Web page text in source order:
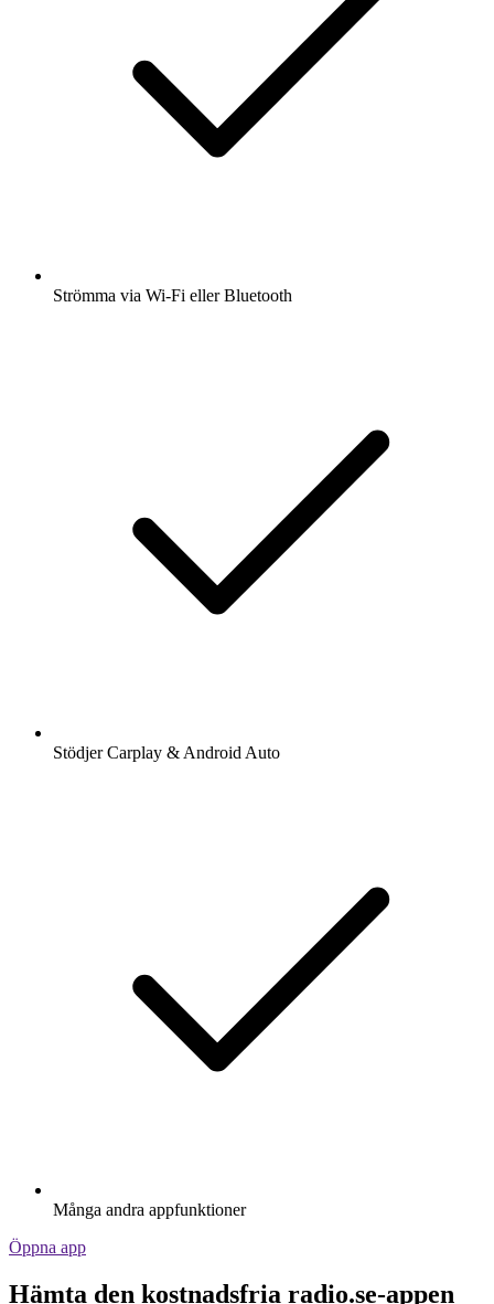
Strömma via Wi-Fi eller Bluetooth
Stödjer Carplay & Android Auto
Många andra appfunktioner
Öppna app
Hämta den kostnadsfria radio.se-appen